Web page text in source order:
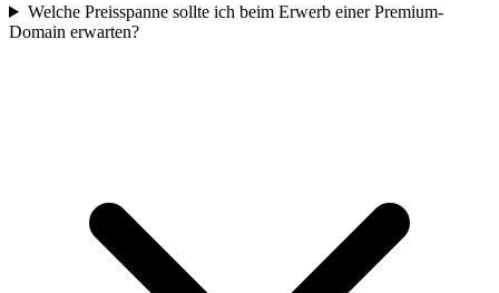
Welche Preisspanne sollte ich beim Erwerb einer Premium-
Domain erwarten?